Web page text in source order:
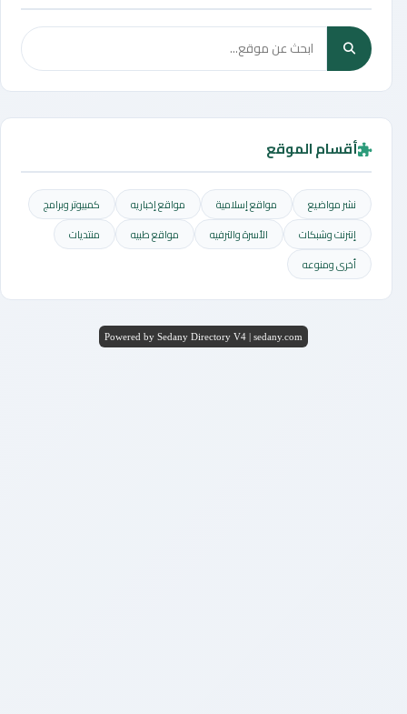
أقسام الموقع
نشر مواضيع مواقع إسلامية مواقع إخباريه
كمبيوتر وبرامج
إنترنت وشبكات
الأسرة والترفيه مواقع طبيه
منتديات
أخرى ومنوعه
Powered by Sedany Directory V4 | sedany.com